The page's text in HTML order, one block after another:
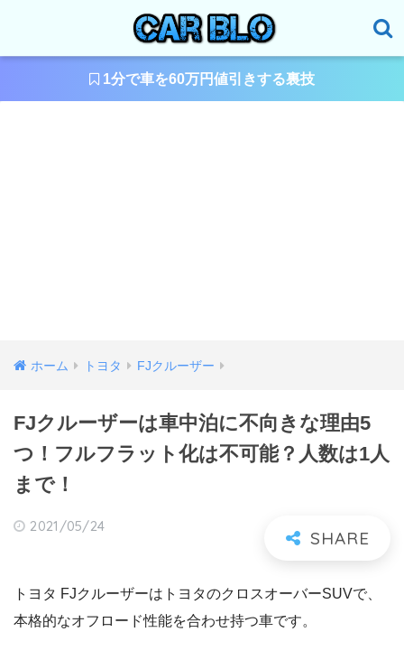
1分で車を60万円値引きする裏技
ホーム トヨタ FJクルーザー
FJクルーザーは車中泊に不向きな理由5
つ！フルフラット化は不可能？人数は1人
まで！
2021/05/24
トヨタ FJクルーザーはトヨタのクロスオーバーSUVで、
本格的なオフロード性能を合わせ持つ車です。